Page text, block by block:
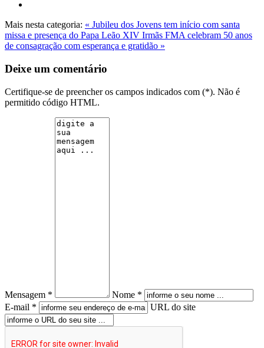
Mais nesta categoria: « Jubileu dos Jovens tem início com santa
missa e presença do Papa Leão XIV Irmãs FMA celebram 50 anos
de consagração com esperança e gratidão »
Deixe um comentário
Certifique-se de preencher os campos indicados com (*). Não é
permitido código HTML.
Mensagem *
Nome *
E-mail *
URL do site